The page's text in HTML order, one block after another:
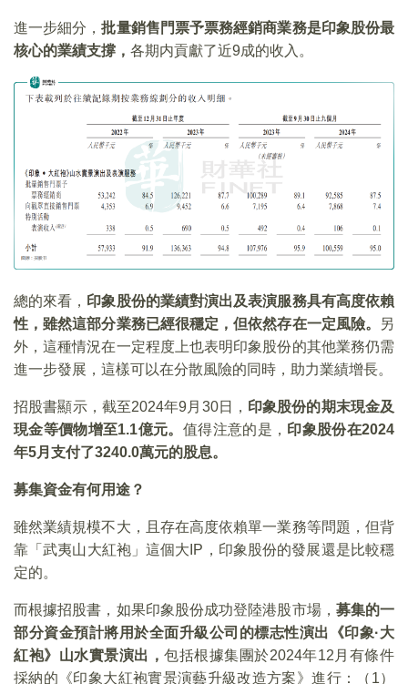
進一步細分，批量銷售門票予票務經銷商業務是印象股份最
核心的業績支撐， 各期内貢獻了近9成的收入。
總的來看， 印象股份的業績對演出及表演服務具有高度依賴
性，雖然這部分業務已經很穩定，但依然存在一定風險。
另
外，這種情況在一定程度上也表明印象股份的其他業務仍需
進一步發展，這樣可以在分散風險的同時，助力業績增長。
招股書顯示，截至2024年9月30日， 印象股份的期末現金及
現金等價物增至1.1億元。 值得注意的是， 印象股份在2024
年5月支付了3240.0萬元的股息。
募集資金有何用途？
雖然業績規模不大，且存在高度依賴單一業務等問題，但背
靠「武夷山大紅袍」這個大IP，印象股份的發展還是比較穩
定的。
而根據招股書，如果印象股份成功登陸港股市場， 募集的一
部分資金預計將用於全面升級公司的標志性演出《印象·大
紅袍》山水實景演出，包括根據集團於2024年12月有條件
採納的《印象大紅袍實景演藝升級改造方案》進行：（1）